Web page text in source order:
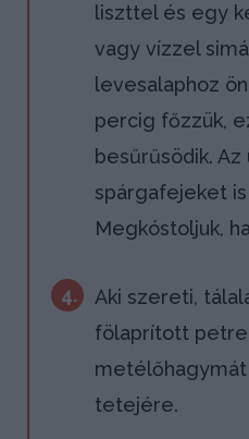
liszttel és egy
vagy vízzel
levesalaphoz
percig főzzük,
besűrűsödik.
spárgafejeket
Megkóstoljuk,
4.
Aki szereti,
fölaprított
metélőhagymát
tetejére.